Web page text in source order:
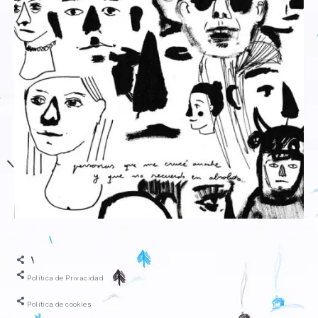
Política de Privacidad
Política de cookies